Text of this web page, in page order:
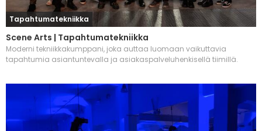
Tapahtumatekniikka
Scene Arts | Tapahtumatekniikka
Moderni tekniikkakumppani, joka auttaa luomaan vaikuttavia
tapahtumia asiantuntevalla ja asiakaspalveluhenkisellä tiimillä.